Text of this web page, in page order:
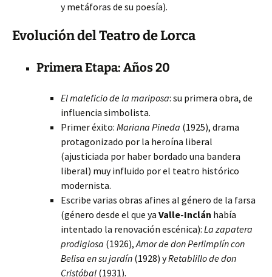
y metáforas de su poesía).
Evolución del Teatro de Lorca
Primera Etapa: Años 20
El maleficio de la mariposa: su primera obra, de
influencia simbolista.
Primer éxito: Mariana Pineda (1925), drama
protagonizado por la heroína liberal
(ajusticiada por haber bordado una bandera
liberal) muy influido por el teatro histórico
modernista.
Escribe varias obras afines al género de la farsa
(género desde el que ya Valle-Inclán había
intentado la renovación escénica): La zapatera
prodigiosa (1926),Amor de don Perlimplín con
Belisa en su jardín (1928) yRetablillo de don
Cristóbal (1931).